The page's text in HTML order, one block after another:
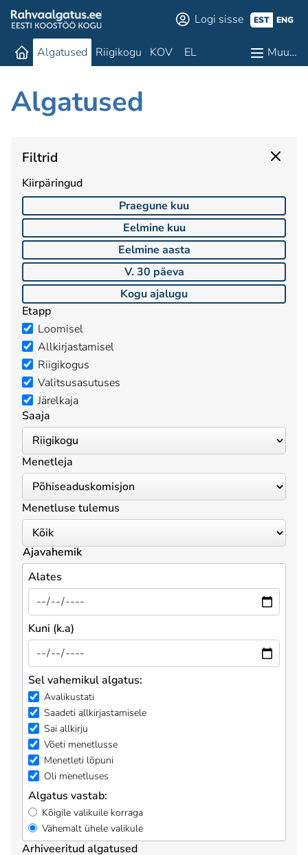
Logi sisse EST ENG
Algatused Riigikogu KOV EL Muu…
Algatused
Filtrid
Kiirpäringud
Praegune kuu
Eelmine kuu
Eelmine aasta
V. 30 päeva
Kogu ajalugu
Etapp
Loomisel
Allkirjastamisel
Riigikogus
Valitsusasutuses
Järelkaja
Saaja
Menetleja
Menetluse tulemus
Ajavahemik
Alates
Kuni (k.a)
Sel vahemikul algatus:
Avalikustati
Saadeti allkirjastamisele
Sai allkirju
Võeti menetlusse
Menetleti lõpuni
Oli menetluses
Algatus vastab:
Kõigile valikuile korraga
Vähemalt ühele valikule
Arhiveeritud algatused